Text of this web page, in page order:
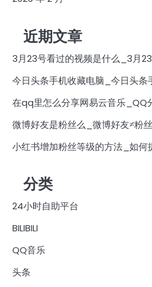
近期文章
3月23号看过的视频是什么_3月
今日头条手机收藏电脑_今日头条
在qq里怎么分享网易云音乐_QQ
微博好友是粉丝么_微博好友≠粉
小红书增加粉丝等级的方法_如何
分类
24小时自助平台
BILIBILI
QQ音乐
头条